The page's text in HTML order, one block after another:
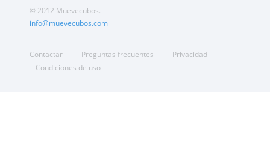
© 2012 Muevecubos.
info@muevecubos.com
Contactar Preguntas frecuentes
Privacidad
Condiciones de uso